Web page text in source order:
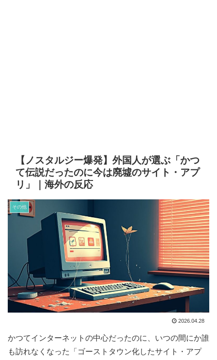
【ノスタルジー爆発】外国人が選ぶ「かつ
て伝説だったのに今は廃墟のサイト・アプ
リ」｜海外の反応
その他
2026.04.28
かつてインターネットの中心だったのに、いつの間にか誰
も訪れなくなった「ゴーストタウン化したサイト・アプ